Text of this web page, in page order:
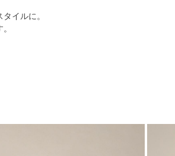
イルに。